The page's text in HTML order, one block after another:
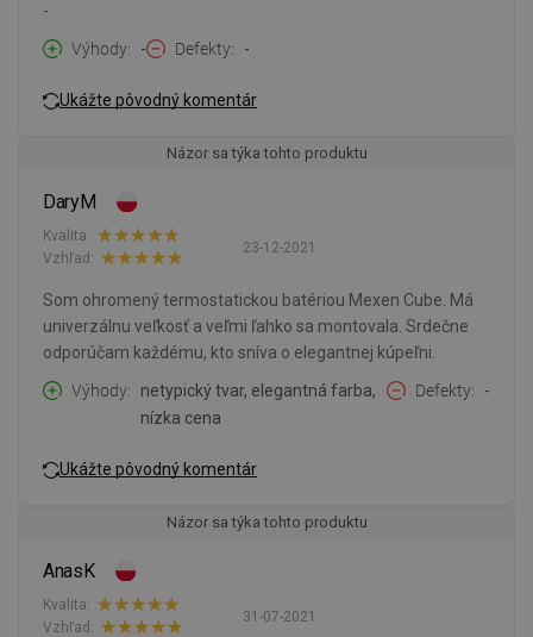
-
Výhody
- Defekty -
Ukážte pôvodný komentár
Názor sa týka tohto produktu
DaryM
23-12-2021
Kvalita:
Vzhľad:
Som ohromený termostatickou batériou Mexen Cube. Má
univerzálnu veľkosť a veľmi ľahko sa montovala. Srdečne
odporúčam každému, kto sníva o elegantnej kúpeľni.
Výhody
netypický tvar, elegantná farba,
nízka cena
Defekty -
Ukážte pôvodný komentár
Názor sa týka tohto produktu
AnasK
31-07-2021
Kvalita:
Vzhľad: